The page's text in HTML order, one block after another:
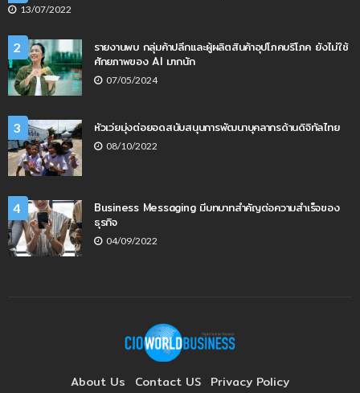
13/07/2022
2
รายงานพบ กลุ่มค้าปลีกและผู้ผลิตสินค้าอุปโภคบริโภค ยังไม่ใช้
ศักยภาพของ AI มากนัก
07/05/2024
3 หัวเว่ยมุ่งต่อยอดสนับสนุนการพัฒนาบุคลากรด้านดิจิทัลไทย
08/10/2022
4
Business Messaging มีบทบาทสำคัญต่อความสำเร็จของ
ธุรกิจ
04/09/2022
About Us Contact US Privacy Policy